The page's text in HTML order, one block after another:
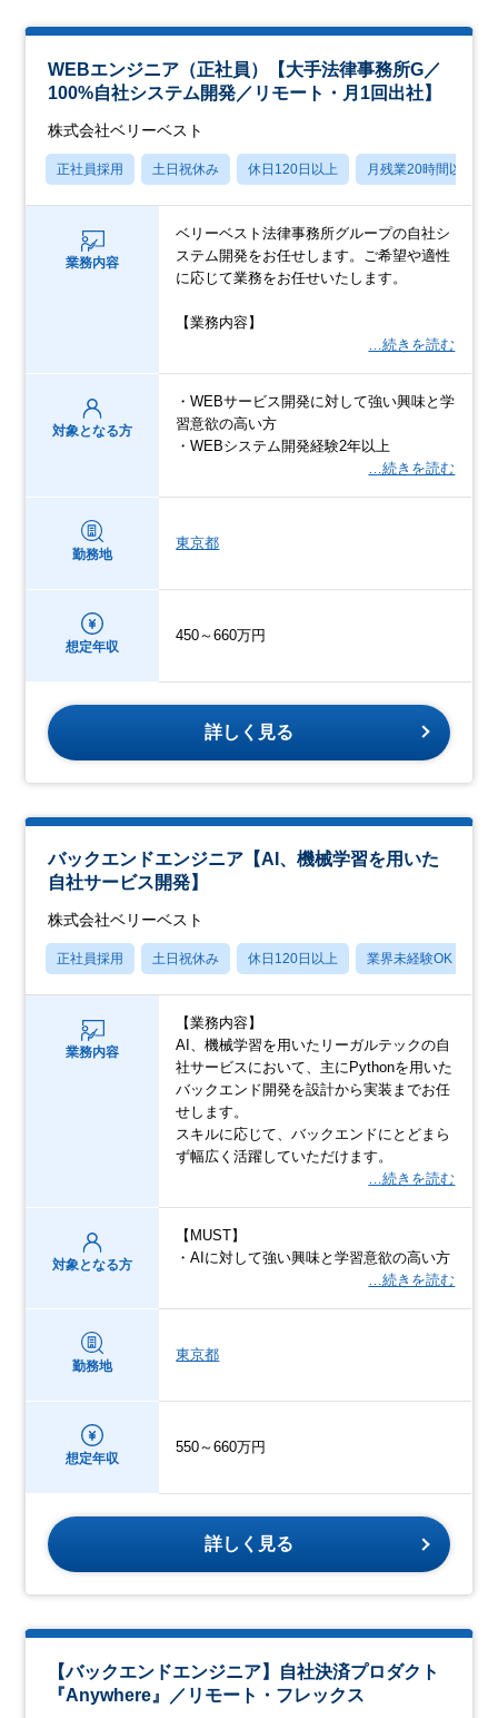
WEBエンジニア（正社員）【大手法律事務所G／
100%自社システム開発／リモート・月1回出社】
株式会社ベリーベスト
正社員採用 土日祝休み 休日120日以上 月残業20時間以内
業務内容
ベリーベスト法律事務所グループの自社シ
ステム開発をお任せします。ご希望や適性
に応じて業務をお任せいたします。
【業務内容】
…続きを読む
対象となる方
・WEBサービス開発に対して強い興味と学
習意欲の高い方
・WEBシステム開発経験2年以上
…続きを読む
勤務地
東京都
想定年収
450～660万円
詳しく見る
バックエンドエンジニア【AI、機械学習を用いた
自社サービス開発】
株式会社ベリーベスト
正社員採用 土日祝休み 休日120日以上 業界未経験OK
業務内容
【業務内容】
AI、機械学習を用いたリーガルテックの自
社サービスにおいて、主にPythonを用いた
バックエンド開発を設計から実装までお任
せします。
スキルに応じて、バックエンドにとどまら
ず幅広く活躍していただけます。
…続きを読む
対象となる方
【MUST】
・AIに対して強い興味と学習意欲の高い方
…続きを読む
勤務地
東京都
想定年収
550～660万円
詳しく見る
【バックエンドエンジニア】自社決済プロダクト
『Anywhere』／リモート・フレックス